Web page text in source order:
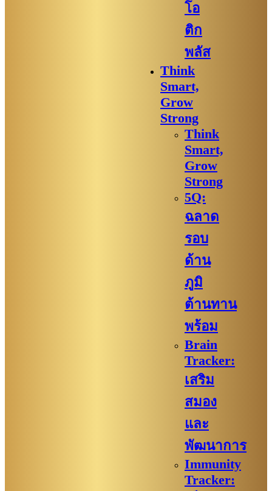
โอ
ติก
พลัส
Think
Smart,
Grow
Strong
Think
Smart,
Grow
Strong
5Q:
ฉลาด
รอบ
ด้าน
ภูมิ
ต้านทาน
พร้อม
Brain
Tracker:
เสริม
สมอง
และ
พัฒนาการ
Immunity
Tracker: